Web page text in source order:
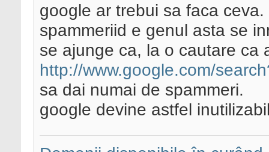
google ar trebui sa faca ceva.
spammeriid e genul asta se
se ajunge ca, la o cautare ca
http://www.google.com/
sa dai numai de spammeri.
google devine astfel